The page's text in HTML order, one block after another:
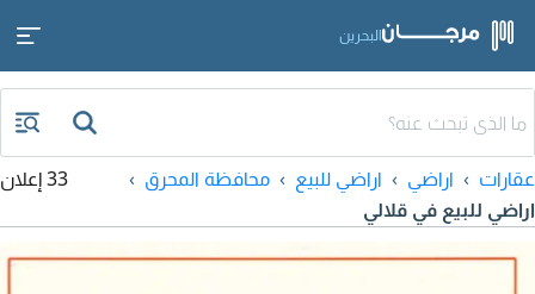
البحرين
عقارات اراضي اراضي للبيع
محافظة المحرق
اراضي للبيع في قلالي
33 إعلان